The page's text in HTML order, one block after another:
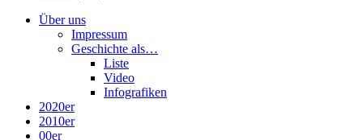
Über uns
Impressum
Geschichte als…
Liste
Video
Infografiken
2020er
2010er
00er